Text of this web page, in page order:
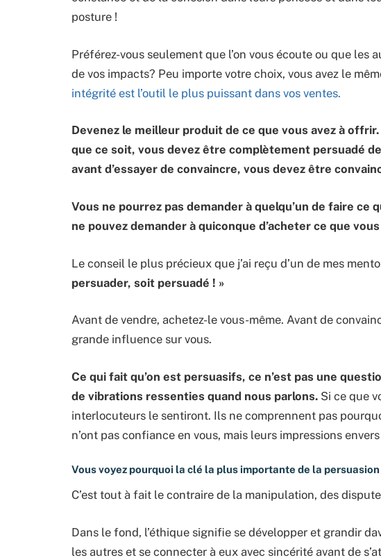
posture !
Préférez-vous seulement que l’on vous écoute ou que les
de vos impacts? Peu importe votre choix, vous avez le
intégrité est l’outil le plus puissant dans vos ventes.
Devenez le meilleur produit de ce que vous avez à
que ce soit, vous devez être complètement persuadé
avant d’essayer de convaincre, vous devez être
Vous ne pourrez pas demander à quelqu’un de faire ce
ne pouvez demander à quiconque d’acheter ce que
Le conseil le plus précieux que j’ai reçu d’un de mes
persuader, soit persuadé ! »
Avant de vendre, achetez-le vous-même. Avant de
grande influence sur vous.
Ce qui fait qu’on est persuasifs, ce n’est pas une
de vibrations ressenties quand nous parlons. Si ce que
interlocuteurs le sentiront. Ils ne comprennent pas
n’ont pas confiance en vous, mais leurs impressions
Vous voyez pourquoi la clé la plus importante de la
C’est tout à fait le contraire de la manipulation, des
Dans le fond, l’éthique signifie se développer et grandir
les autres et se connecter à eux avec sincérité avant de